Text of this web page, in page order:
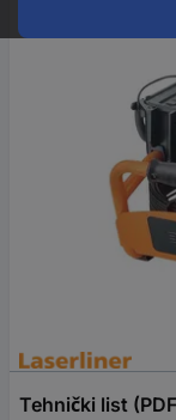
Tehnički list